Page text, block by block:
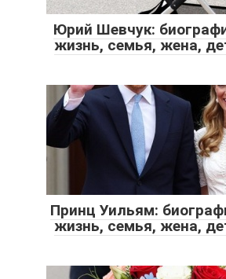
Юрий Шевчук:
жизнь, семья, жена,
Принц Уильям:
жизнь, семья, жена,